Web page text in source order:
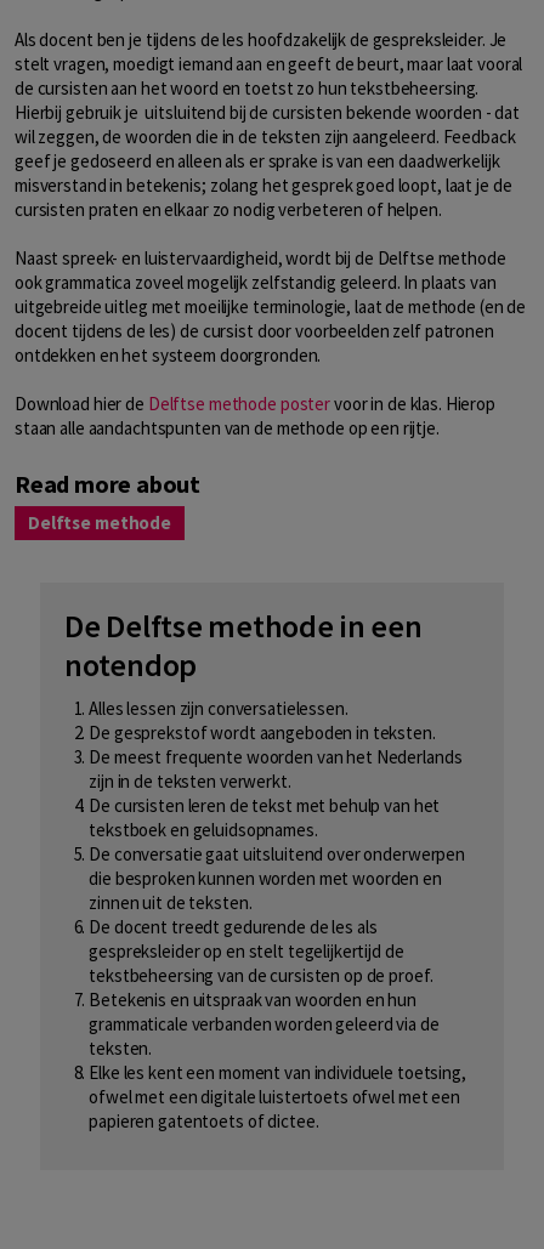
Als docent ben je tijdens de les hoofdzakelijk de gespreksleider. Je
stelt vragen, moedigt iemand aan en geeft de beurt, maar laat vooral
de cursisten aan het woord en toetst zo hun tekstbeheersing.
Hierbij gebruik je uitsluitend bij de cursisten bekende woorden - dat
wil zeggen, de woorden die in de teksten zijn aangeleerd. Feedback
geef je gedoseerd en alleen als er sprake is van een daadwerkelijk
misverstand in betekenis; zolang het gesprek goed loopt, laat je de
cursisten praten en elkaar zo nodig verbeteren of helpen.
Naast spreek- en luistervaardigheid, wordt bij de Delftse methode
ook grammatica zoveel mogelijk zelfstandig geleerd. In plaats van
uitgebreide uitleg met moeilijke terminologie, laat de methode (en de
docent tijdens de les) de cursist door voorbeelden zelf patronen
ontdekken en het systeem doorgronden.
Download hier de Delftse methode postervoor in de klas. Hierop
staan alle aandachtspunten van de methode op een rijtje.
Read more about
Delftse methode
De Delftse methode in een
notendop
Alles lessen zijn conversatielessen.
De gesprekstof wordt aangeboden in teksten.
De meest frequente woorden van het Nederlands
zijn in de teksten verwerkt.
De cursisten leren de tekst met behulp van het
tekstboek en geluidsopnames.
De conversatie gaat uitsluitend over onderwerpen
die besproken kunnen worden met woorden en
zinnen uit de teksten.
De docent treedt gedurende de les als
gespreksleider op en stelt tegelijkertijd de
tekstbeheersing van de cursisten op de proef.
Betekenis en uitspraak van woorden en hun
grammaticale verbanden worden geleerd via de
teksten.
Elke les kent een moment van individuele toetsing,
ofwel met een digitale luistertoets ofwel met een
papieren gatentoets of dictee.